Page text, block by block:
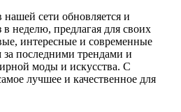
сети обновляется и
в неделю, предлагая для своих
интересные и современные
последними трендами и
моды и искусства. С
лучшее и качественное для